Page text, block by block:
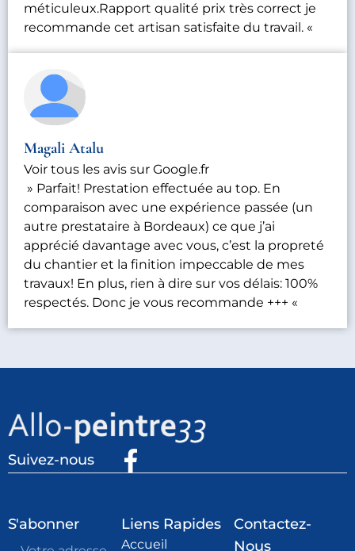
méticuleux.Rapport qualité prix très correct je
recommande cet artisan satisfaite du travail. «
Magali Atalu
Voir tous les avis sur Google.fr
» Parfait! Prestation effectuée au top. En
comparaison avec une expérience passée (un
autre prestataire à Bordeaux) ce que j’ai
apprécié davantage avec vous, c’est la propreté
du chantier et la finition impeccable de mes
travaux! En plus, rien à dire sur vos délais: 100%
respectés. Donc je vous recommande +++ «
Suivez-nous
S'abonner Liens Rapides
Accueil
Contactez-
Nous